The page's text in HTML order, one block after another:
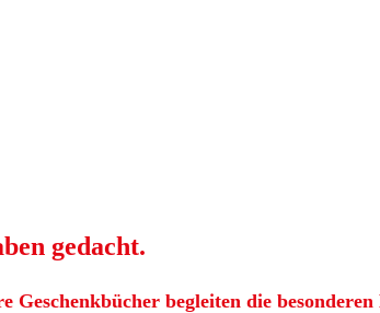
gedacht.
Geschenkbücher begleiten die